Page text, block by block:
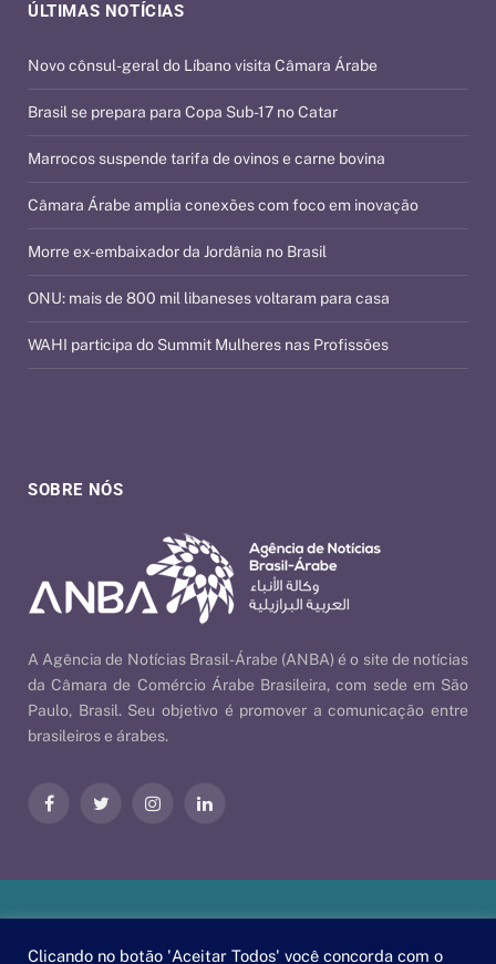
SOBRE NÓS
A Agência de Notícias Brasil-Árabe (ANBA) é o site de notícias
da Câmara de Comércio Árabe Brasileira, com sede em São
Paulo, Brasil. Seu objetivo é promover a comunicação entre
brasileiros e árabes.
FacebookTwitter InstagramLinkedIn
ÚLTIMAS NOTÍCIAS
Novo cônsul-geral do Líbano visita Câmara Árabe
Brasil se prepara para Copa Sub-17 no Catar
Marrocos suspende tarifa de ovinos e carne bovina
Câmara Árabe amplia conexões com foco em inovação
Morre ex-embaixador da Jordânia no Brasil
ONU: mais de 800 mil libaneses voltaram para casa
WAHI participa do Summit Mulheres nas Profissões
Árabe | ByEscaEsco.
Clicando no botão 'Aceitar Todos' você concorda com o